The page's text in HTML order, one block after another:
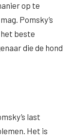
op te
Pomsky’s
het beste
die de hond
last
Het is